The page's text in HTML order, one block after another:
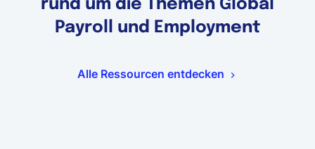
rund um die Themen Global
Payroll und Employment
Alle Ressourcen entdecken